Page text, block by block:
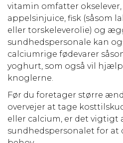
vitamin omfatter
appelsinjuice, fisk (såsom
eller torskeleverolie) og
sundhedspersonale kan
calciumrige fødevarer
yoghurt, som også vil
knoglerne.
Før du foretager større
overvejer at tage
eller calcium, er det vigtigt
sundhedspersonalet for at